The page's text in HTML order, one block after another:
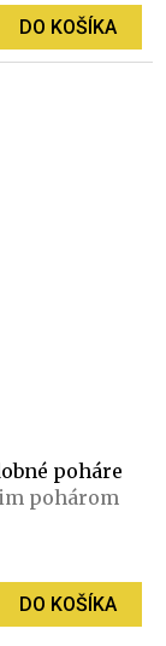
DO KOŠÍKA
poháre
pohárom
DO KOŠÍKA